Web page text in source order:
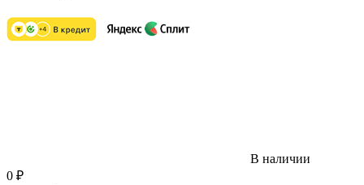
В наличии
0 ₽